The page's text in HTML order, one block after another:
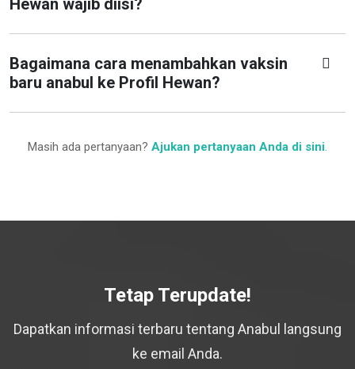
Hewan wajib diisi?
Bagaimana cara menambahkan vaksin
baru anabul ke Profil Hewan?
Masih ada pertanyaan? Ajukan pertanyaan Anda di sini.
Tetap Terupdate!
Dapatkan informasi terbaru tentang Anabul langsung
ke email Anda.